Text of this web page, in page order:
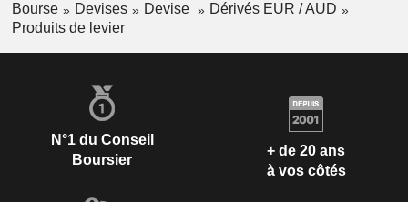
Bourse Devises Devise
Dérivés EUR / AUD
Produits de levier
N°1 du Conseil
Boursier
+ de 20 ans
à vos côtés